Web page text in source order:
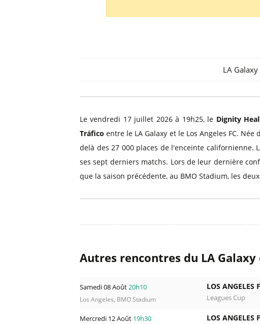
Billets Eredivisie Pays-Bas
Munich
LA Galaxy
Le vendredi 17 juillet 2026 à 19h25, le Dignity
Tráfico entre le LA Galaxy et le Los Angeles FC.
delà des 27 000 places de l'enceinte californienne.
ses sept derniers matchs. Lors de leur dernière
que la saison précédente, au BMO Stadium, les
Autres rencontres du LA Galaxy
Samedi 08 Août20h10
Los Angeles, BMO Stadium
LOS ANGELES
Leagues Cup
Mercredi 12 Août 19h30 LOS ANGELES